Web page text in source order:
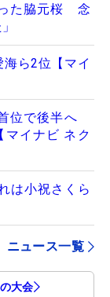
た脇元桜 念
ら2位【マイ
位で後半へ
マイナビ ネク
は小祝さくら
ニュース一覧
大会